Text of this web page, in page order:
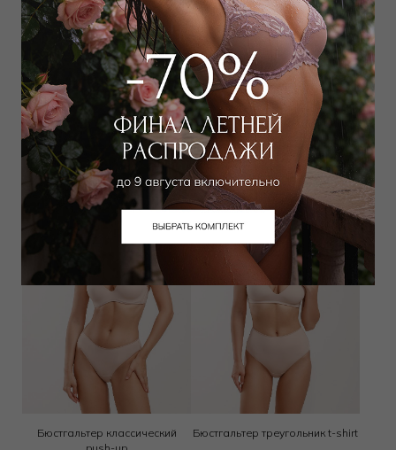
Бюстгальтер классический
мягкий
7 500₽
Выбрать размер
Бюстгальтер треугольник
мягкий
7 000
Выбрать размер
Бюстгальтер классический
Бюстгальтер треугольник t-shirt